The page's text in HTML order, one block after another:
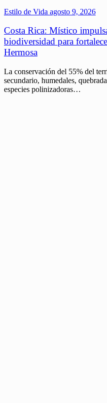
Estilo de Vida agosto 9, 2026
Costa Rica: Místico
biodiversidad para
Hermosa
La conservación del 55% del
secundario, humedales,
especies polinizadoras…